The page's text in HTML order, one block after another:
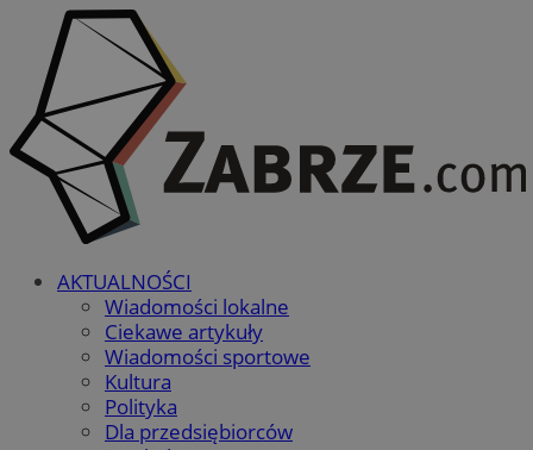
AKTUALNOŚCI
Wiadomości lokalne
Ciekawe artykuły
Wiadomości sportowe
Kultura
Polityka
Dla przedsiębiorców